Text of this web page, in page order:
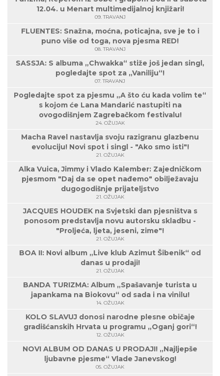
12.04. u Menart multimedijalnoj knjižari!
09. TRAVANJ
FLUENTES: Snažna, moćna, poticajna, sve je to i
puno više od toga, nova pjesma RED!
08. TRAVANJ
SASSJA: S albuma „Chwakka“ stiže još jedan singl,
pogledajte spot za „Vaniliju“!
07. TRAVANJ
Pogledajte spot za pjesmu „A što ću kada volim te“
s kojom će Lana Mandarić nastupiti na
ovogodišnjem Zagrebačkom festivalu!
24. OŽUJAK
Macha Ravel nastavlja svoju razigranu glazbenu
evoluciju! Novi spot i singl - "Ako smo isti"!
21. OŽUJAK
Alka Vuica, Jimmy i Vlado Kalember: Zajedničkom
pjesmom "Daj da se opet nađemo" obilježavaju
dugogodišnje prijateljstvo
21. OŽUJAK
JACQUES HOUDEK na Svjetski dan pjesništva s
ponosom predstavlja novu autorsku skladbu -
"Proljeća, ljeta, jeseni, zime"!
21. OŽUJAK
BOA II: Novi album „Live klub Azimut Šibenik“ od
danas u prodaji!
21. OŽUJAK
BANDA TURIZMA: Album „Spašavanje turista u
japankama na Biokovu“ od sada i na vinilu!
14. OŽUJAK
KOLO SLAVUJ donosi narodne plesne običaje
gradišćanskih Hrvata u programu „Oganj gori“!
12. OŽUJAK
NOVI ALBUM OD DANAS U PRODAJI! „Najljepše
ljubavne pjesme“ Vlade Janevskog!
05. OŽUJAK